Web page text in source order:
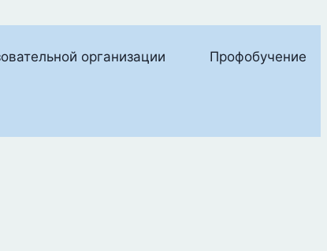
организации Профобучение